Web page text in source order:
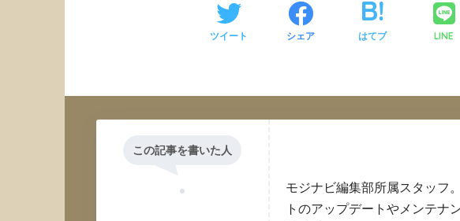
ツイート シェア はてブ LINE
この記事を書いた人
モジナビ編集部所属スタッフ
トのアップデートやメンテナ